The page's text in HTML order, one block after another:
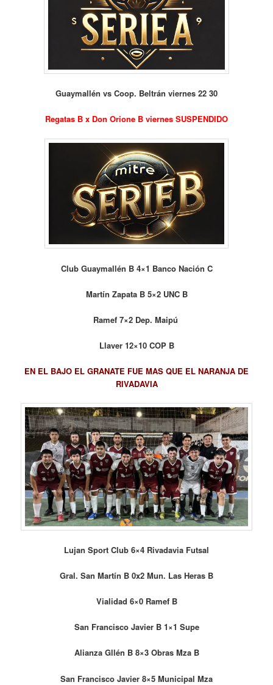
Guaymallén vs Coop. Beltrán viernes 22 30
Regatas B x Don Orione B viernes SUSPENDIDO
Club Guaymallén B 4×1 Banco Nación C
Martín Zapata B 5×2 UNC B
Ramef 7×2 Dep. Maipú
Llaver 12×10 COP B
EN EL BAJO EL GRANATE FUE MAS QUE EL NARANJA DE
RIVADAVIA
Lujan Sport Club 6×4 Rivadavia Futsal
Gral. San Martín B 0x2 Mun. Las Heras B
Vialidad 6×0 Ramef B
San Francisco Javier B 1×1 Supe
Alianza Gllén B 8×3 Obras Mza B
San Francisco Javier 8×5 Municipal Mza